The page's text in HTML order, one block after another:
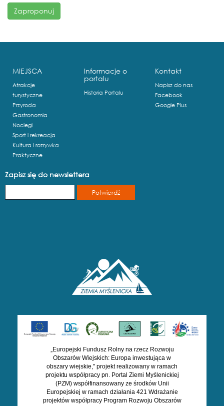
MIEJSCA
Atrakcje
turystyczne
Przyroda
Gastronomia
Noclegi
Sport i rekreacja
Kultura i rozrywka
Praktyczne
Informacje o
portalu
Historia Portalu
Kontakt
Napisz do nas
Facebook
Google Plus
Zapisz się do newslettera
„Europejski Fundusz Rolny na rzecz Rozwoju
Obszarów Wiejskich: Europa inwestująca w
obszary wiejskie," projekt realizowany w ramach
projektu współpracy pn. Portal Ziemi Myślenickiej
(PZM) współfinansowany ze środków Unii
Europejskiej w ramach działania 421 Wdrażanie
projektów współpracy Program Rozwoju Obszarów